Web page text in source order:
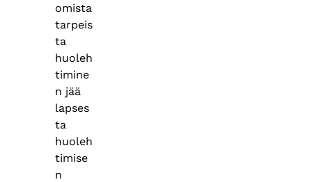
omista
tarpeis
ta
huoleh
timine
n jää
lapses
ta
huoleh
timise
n